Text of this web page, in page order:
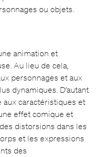
ou objets.
animation et
Au lieu de cela,
personnages et aux
dynamiques. D’autant
aux caractéristiques et
effet comique et
distorsions dans les
et les expressions
des